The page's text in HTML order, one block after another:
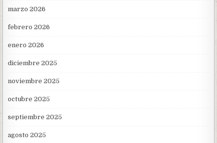
marzo 2026
febrero 2026
enero 2026
diciembre 2025
noviembre 2025
octubre 2025
septiembre 2025
agosto 2025